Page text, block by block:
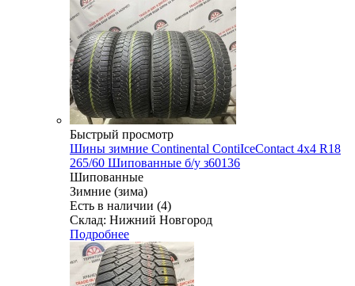
Быстрый просмотр
Шины зимние Continental ContiIceContact 4x4 R18
265/60 Шипованные б/у з60136
Шипованные
Зимние (зима)
Есть в наличии (4)
Склад: Нижний Новгород
Подробнее